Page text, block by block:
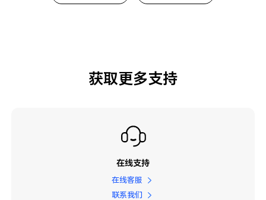
获取更多支持
在线支持
在线客服
联系我们